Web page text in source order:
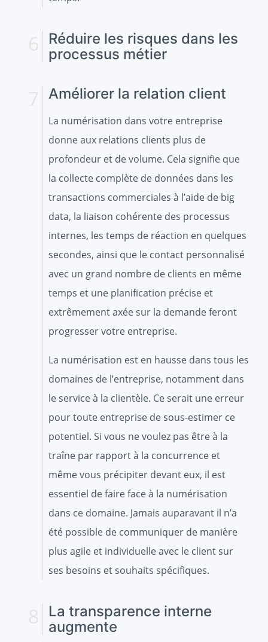
Réduire les risques dans les
processus métier
Améliorer la relation client
La numérisation dans votre entreprise
donne aux relations clients plus de
profondeur et de volume. Cela signifie que
la collecte complète de données dans les
transactions commerciales à l’aide de big
data, la liaison cohérente des processus
internes, les temps de réaction en quelques
secondes, ainsi que le contact personnalisé
avec un grand nombre de clients en même
temps et une planification précise et
extrêmement axée sur la demande feront
progresser votre entreprise.
La numérisation est en hausse dans tous les
domaines de l’entreprise, notamment dans
le service à la clientèle. Ce serait une erreur
pour toute entreprise de sous-estimer ce
potentiel. Si vous ne voulez pas être à la
traîne par rapport à la concurrence et
même vous précipiter devant eux, il est
essentiel de faire face à la numérisation
dans ce domaine. Jamais auparavant il n’a
été possible de communiquer de manière
plus agile et individuelle avec le client sur
ses besoins et souhaits spécifiques.
La transparence interne
augmente